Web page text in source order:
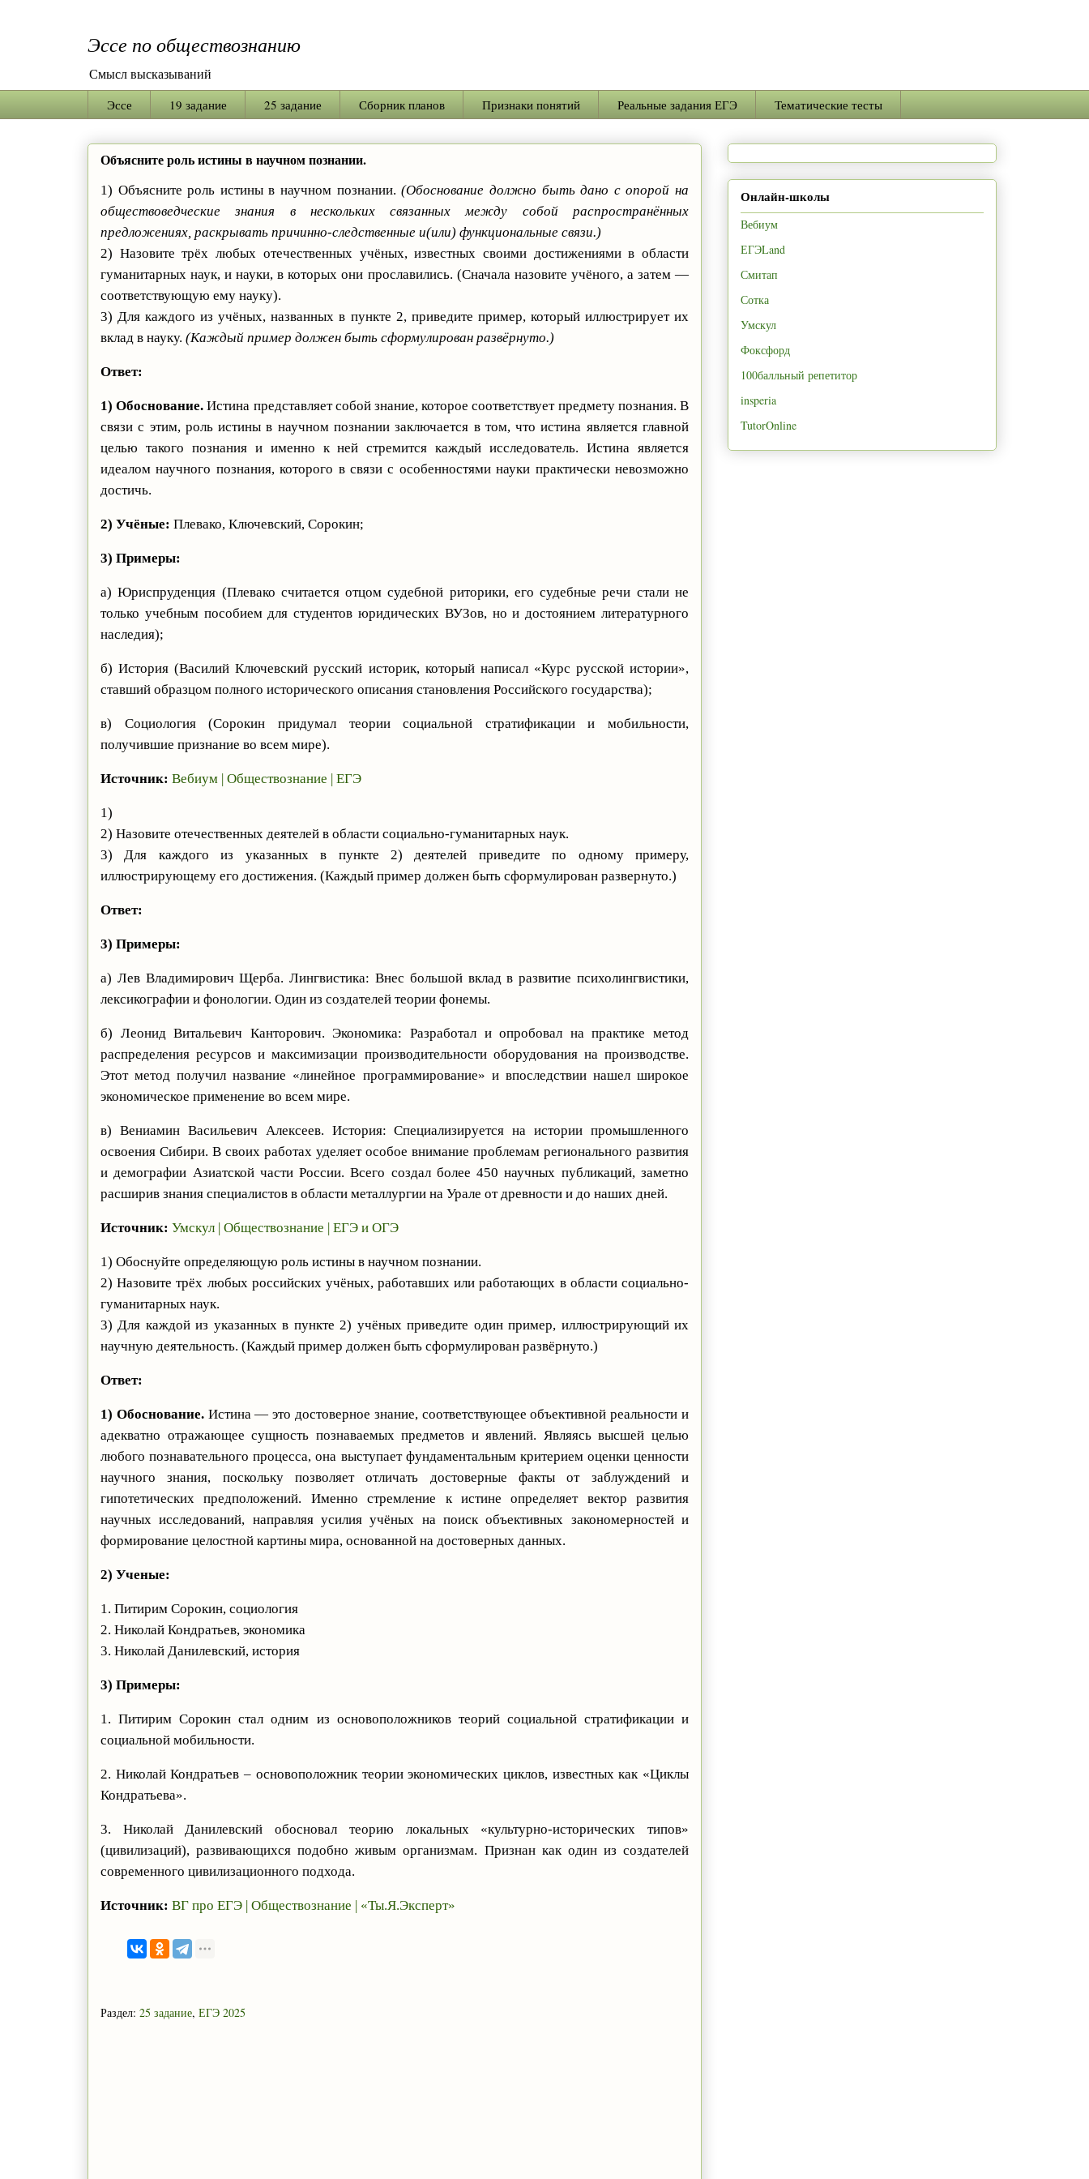
Эссе по обществознанию
Смысл высказываний
Эссе 19 задание 25 задание Сборник планов Признаки понятий Реальные задания ЕГЭ Тематические тесты
Объясните роль истины в научном познании.
1) Объясните роль истины в научном познании.(Обоснование должно быть дано с опорой на
обществоведческие знания в нескольких связанных между собой распространённых
предложениях, раскрывать причинно-следственные и(или) функциональные связи.)
2) Назовите трёх любых отечественных учёных, известных своими достижениями в области
гуманитарных наук, и науки, в которых они прославились. (Сначала назовите учёного, а затем —
соответствующую ему науку).
3) Для каждого из учёных, названных в пункте 2, приведите пример, который иллюстрирует их
вклад в науку. (Каждый пример должен быть сформулирован развёрнуто.)
Ответ:
1) Обоснование. Истина представляет собой знание, которое соответствует предмету познания. В
связи с этим, роль истины в научном познании заключается в том, что истина является главной
целью такого познания и именно к ней стремится каждый исследователь. Истина является
идеалом научного познания, которого в связи с особенностями науки практически невозможно
достичь.
2) Учёные: Плевако, Ключевский, Сорокин;
3) Примеры:
а) Юриспруденция (Плевако считается отцом судебной риторики, его судебные речи стали не
только учебным пособием для студентов юридических ВУЗов, но и достоянием литературного
наследия);
б) История (Василий Ключевский русский историк, который написал «Курс русской истории»,
ставший образцом полного исторического описания становления Российского государства);
в) Социология (Сорокин придумал теории социальной стратификации и мобильности,
получившие признание во всем мире).
Источник: Вебиум | Обществознание | ЕГЭ
1)
2) Назовите отечественных деятелей в области социально-гуманитарных наук.
3) Для каждого из указанных в пункте 2) деятелей приведите по одному примеру,
иллюстрирующему его достижения. (Каждый пример должен быть сформулирован развернуто.)
Ответ:
3) Примеры:
а) Лев Владимирович Щерба. Лингвистика: Внес большой вклад в развитие психолингвистики,
лексикографии и фонологии. Один из создателей теории фонемы.
б) Леонид Витальевич Канторович. Экономика: Разработал и опробовал на практике метод
распределения ресурсов и максимизации производительности оборудования на производстве.
Этот метод получил название «линейное программирование» и впоследствии нашел широкое
экономическое применение во всем мире.
в) Вениамин Васильевич Алексеев. История: Специализируется на истории промышленного
освоения Сибири. В своих работах уделяет особое внимание проблемам регионального развития
и демографии Азиатской части России. Всего создал более 450 научных публикаций, заметно
расширив знания специалистов в области металлургии на Урале от древности и до наших дней.
Источник: Умскул | Обществознание | ЕГЭ и ОГЭ
1) Обоснуйте определяющую роль истины в научном познании.
2) Назовите трёх любых российских учёных, работавших или работающих в области социально-
гуманитарных наук.
3) Для каждой из указанных в пункте 2) учёных приведите один пример, иллюстрирующий их
научную деятельность. (Каждый пример должен быть сформулирован развёрнуто.)
Ответ:
1) Обоснование.Истина — это достоверное знание, соответствующее объективной реальности и
адекватно отражающее сущность познаваемых предметов и явлений. Являясь высшей целью
любого познавательного процесса, она выступает фундаментальным критерием оценки ценности
научного знания, поскольку позволяет отличать достоверные факты от заблуждений и
гипотетических предположений. Именно стремление к истине определяет вектор развития
научных исследований, направляя усилия учёных на поиск объективных закономерностей и
формирование целостной картины мира, основанной на достоверных данных.
2) Ученые:
1. Питирим Сорокин, социология
2. Николай Кондратьев, экономика
3. Николай Данилевский, история
3) Примеры:
1. Питирим Сорокин стал одним из основоположников теорий социальной стратификации и
социальной мобильности.
2. Николай Кондратьев – основоположник теории экономических циклов, известных как «Циклы
Кондратьева».
3. Николай Данилевский обосновал теорию локальных «культурно-исторических типов»
(цивилизаций), развивающихся подобно живым организмам. Признан как один из создателей
современного цивилизационного подхода.
Источник: ВГ про ЕГЭ | Обществознание | «Ты.Я.Эксперт»
Раздел: 25 задание, ЕГЭ 2025
Онлайн-школы
Вебиум
ЕГЭLand
Смитап
Сотка
Умскул
Фоксфорд
100балльный репетитор
insperia
TutorOnline